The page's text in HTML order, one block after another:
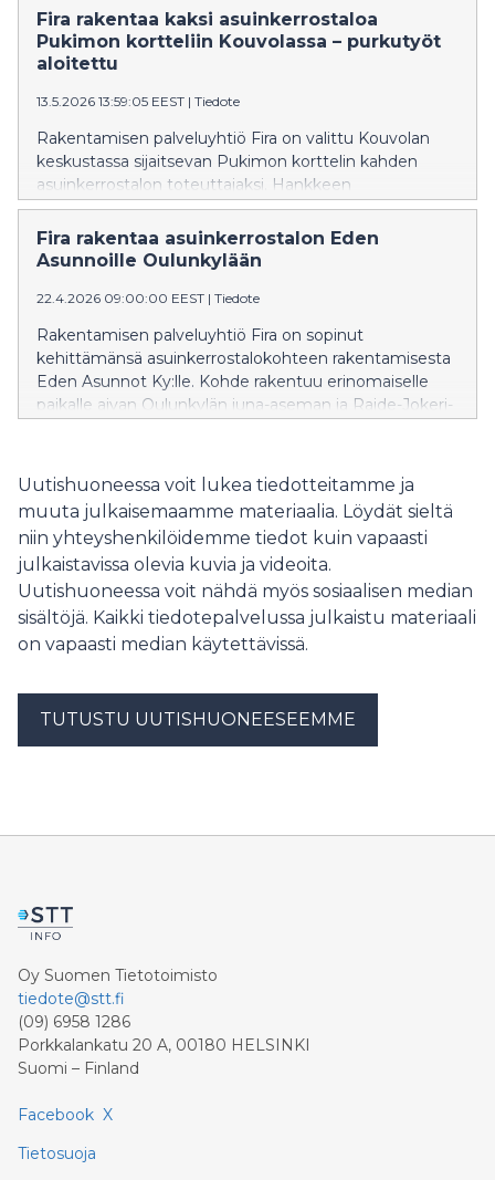
pysäköintitalo.
Fira rakentaa kaksi asuinkerrostaloa
Pukimon kortteliin Kouvolassa – purkutyöt
aloitettu
13.5.2026 13:59:05 EEST | Tiedote
Rakentamisen palveluyhtiö Fira on valittu Kouvolan
keskustassa sijaitsevan Pukimon korttelin kahden
asuinkerrostalon toteuttajaksi. Hankkeen
rakennuttajina toimivat Kouvolan Asunnot Oy sekä
Kymenlaakson hyvinvointialueen tuki- ja
kiinteistöpalvelut Oy.
Fira rakentaa asuinkerrostalon Eden
Asunnoille Oulunkylään
22.4.2026 09:00:00 EEST | Tiedote
Rakentamisen palveluyhtiö Fira on sopinut
kehittämänsä asuinkerrostalokohteen rakentamisesta
Eden Asunnot Ky:lle. Kohde rakentuu erinomaiselle
paikalle aivan Oulunkylän juna-aseman ja Raide-Jokeri-
Uutishuoneessa voit lukea tiedotteitamme ja
muuta julkaisemaamme materiaalia. Löydät sieltä
niin yhteyshenkilöidemme tiedot kuin vapaasti
julkaistavissa olevia kuvia ja videoita.
Uutishuoneessa voit nähdä myös sosiaalisen median
sisältöjä. Kaikki tiedotepalvelussa julkaistu materiaali
on vapaasti median käytettävissä.
TUTUSTU UUTISHUONEESEEMME
Oy Suomen Tietotoimisto
tiedote@stt.fi
(09) 6958 1286
Porkkalankatu 20 A, 00180 HELSINKI
Suomi – Finland
Facebook X
Tietosuoja